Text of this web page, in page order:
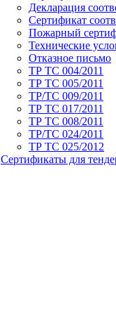
Декларация
Сертификат
Пожарный
Технические
Отказное письмо
ТР ТС 004/2011
ТР ТС 005/2011
ТР/ТС 009/2011
ТР ТС 017/2011
ТР ТС 008/2011
ТР/ТС 024/2011
ТР ТС 025/2012
Сертификаты для